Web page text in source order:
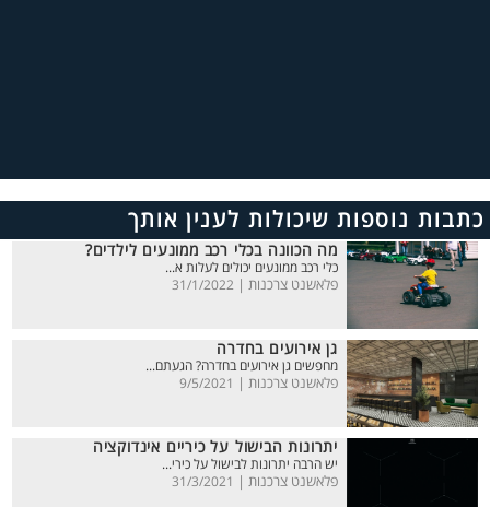
כתבות נוספות שיכולות לענין אותך
מה הכוונה בכלי רכב ממונעים לילדים?
כלי רכב ממונעים יכולים לעלות א...
פלאשנט צרכנות | 31/1/2022
גן אירועים בחדרה
מחפשים גן אירועים בחדרה? הגעתם...
פלאשנט צרכנות | 9/5/2021
יתרונות הבישול על כיריים אינדוקציה
יש הרבה יתרונות לבישול על כירי...
פלאשנט צרכנות | 31/3/2021